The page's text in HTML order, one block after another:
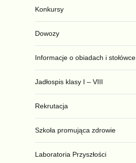
Konkursy
Dowozy
Informacje o obiadach i stołówce
Jadłospis klasy I – VIII
Rekrutacja
Szkoła promująca zdrowie
Laboratoria Przyszłości